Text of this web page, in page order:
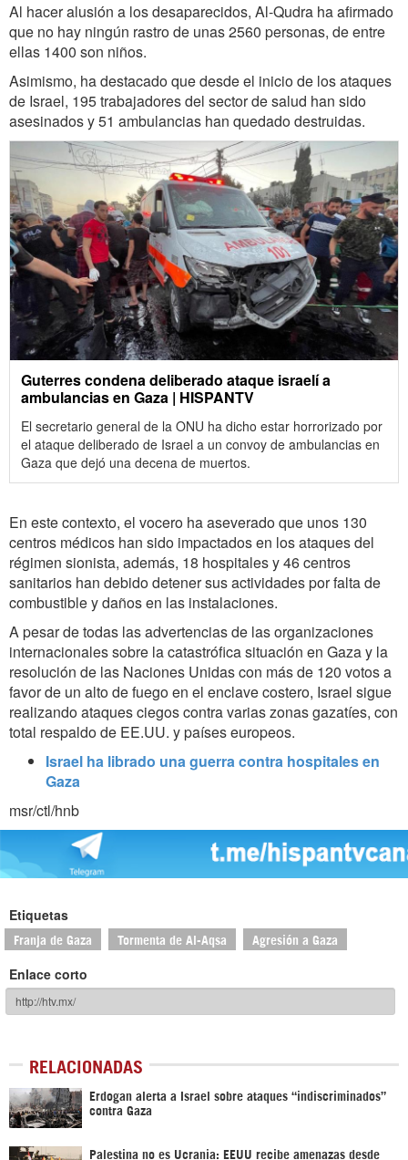
Al hacer alusión a los desaparecidos, Al-Qudra ha afirmado
que no hay ningún rastro de unas 2560 personas, de entre
ellas 1400 son niños.
Asimismo, ha destacado que desde el inicio de los ataques
de Israel, 195 trabajadores del sector de salud han sido
asesinados y 51 ambulancias han quedado destruidas.
Guterres condena deliberado ataque israelí a
ambulancias en Gaza | HISPANTV
El secretario general de la ONU ha dicho estar horrorizado por
el ataque deliberado de Israel a un convoy de ambulancias en
Gaza que dejó una decena de muertos.
En este contexto, el vocero ha aseverado que unos 130
centros médicos han sido impactados en los ataques del
régimen sionista, además, 18 hospitales y 46 centros
sanitarios han debido detener sus actividades por falta de
combustible y daños en las instalaciones.
A pesar de todas las advertencias de las organizaciones
internacionales sobre la catastrófica situación en Gaza y la
resolución de las Naciones Unidas con más de 120 votos a
favor de un alto de fuego en el enclave costero, Israel sigue
realizando ataques ciegos contra varias zonas gazatíes, con
total respaldo de EE.UU. y países europeos.
Israel ha librado una guerra contra hospitales en
Gaza
msr/ctl/hnb
Etiquetas
Franja de Gaza Tormenta de Al-Aqsa Agresión a Gaza
Enlace corto
RELACIONADAS
Erdogan alerta a Israel sobre ataques “indiscriminados”
contra Gaza
Palestina no es Ucrania: EEUU recibe amenazas desde